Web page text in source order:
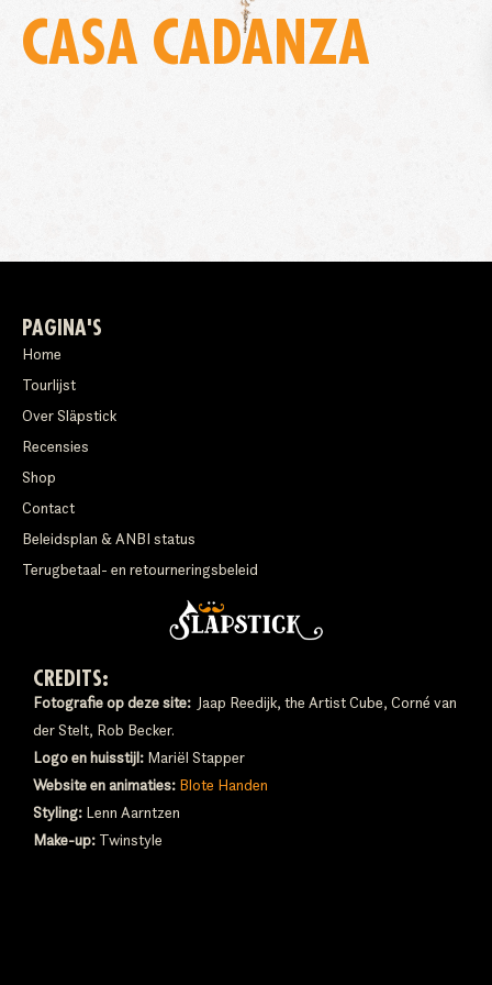
CASA CADANZA
PAGINA'S
Home
Tourlijst
Over Släpstick
Recensies
Shop
Contact
Beleidsplan & ANBI status
Terugbetaal- en retourneringsbeleid
CREDITS:
Fotografie op deze site: Jaap Reedijk, the Artist Cube, Corné van
der Stelt, Rob Becker.
Logo en huisstijl: Mariël Stapper
Website en animaties: Blote Handen
Styling: Lenn Aarntzen
Make-up: Twinstyle